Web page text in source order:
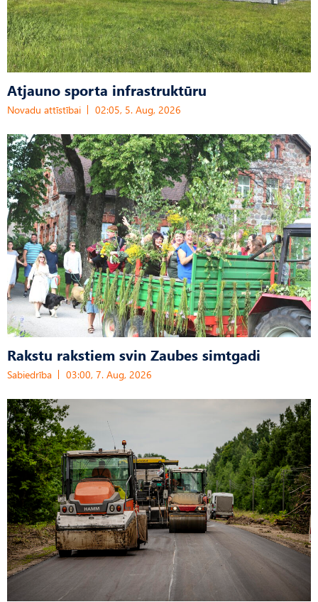
Atjauno sporta infrastruktūru
Novadu attīstībai 02:05, 5. Aug, 2026
Rakstu rakstiem svin Zaubes simtgadi
Sabiedrība 03:00, 7. Aug, 2026